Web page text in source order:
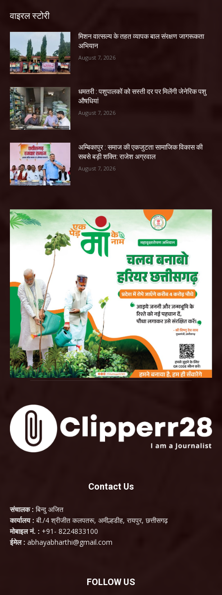
वाइरल स्टोरी
मिशन वात्सल्य के तहत व्यापक बाल संरक्षण जागरूकता
अभियान
August 7, 2026
धमतरी : पशुपालकों को सस्ती दर पर मिलेंगी जेनेरिक पशु
औषधियां
August 7, 2026
अम्बिकापुर : समाज की एकजुटता सामाजिक विकास की
सबसे बड़ी शक्ति: राजेश अग्रवाल
August 7, 2026
Contact Us
संचालक : बिन्दु अजित
कार्यालय : बी./4 श्रीजीत कलपतरू, अमील्हडीह, रायपुर, छत्तीसगढ़
मोबाइल नं. : +91- 8224833100
ईमेल : abhayabharthi@gmail.com
FOLLOW US